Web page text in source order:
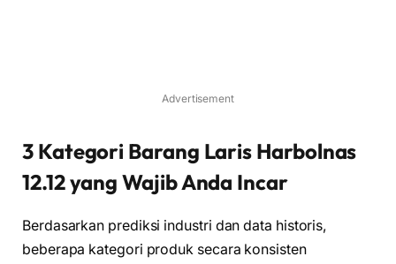
Advertisement
3 Kategori Barang Laris Harbolnas
12.12 yang Wajib Anda Incar
Berdasarkan prediksi industri dan data historis,
beberapa kategori produk secara konsisten